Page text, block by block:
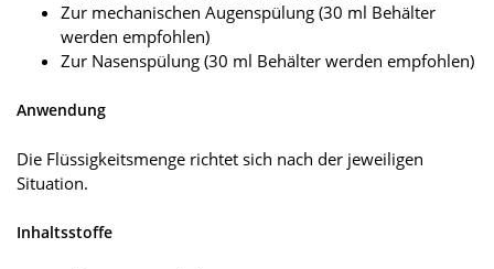
Zur mechanischen Augenspülung (30 ml Behälter
werden empfohlen)
Zur Nasenspülung (30 ml Behälter werden empfohlen)
Anwendung
Die Flüssigkeitsmenge richtet sich nach der jeweiligen
Situation.
Inhaltsstoffe